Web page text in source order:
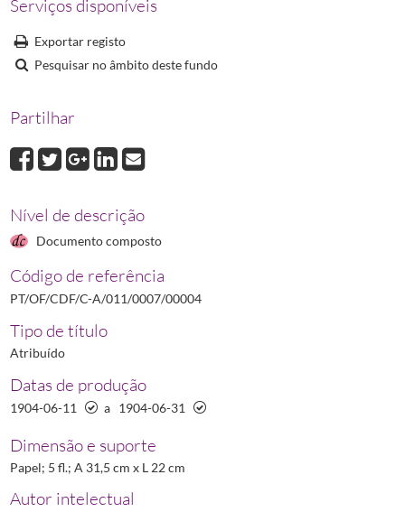
00010Contas e Orçamentos para Obras no Edifício da Sociedade
00011
Contas de Receita e Despesa da Sociedade Farmacêutica Lusitana
Contas de Receita e Despesa da Sociedade Farmacêutica Lusitana
Serviços disponíveis
Exportar registo
Pesquisar no âmbito deste fundo
Partilhar
Nível de descrição
Documento composto
Código de referência
PT/OF/CDF/C-A/011/0007/00004
Tipo de título
Atribuído
Datas de produção
1904-06-11 a 1904-06-31
Dimensão e suporte
Papel; 5 fl.; A 31,5 cm x L 22 cm
Autor intelectual